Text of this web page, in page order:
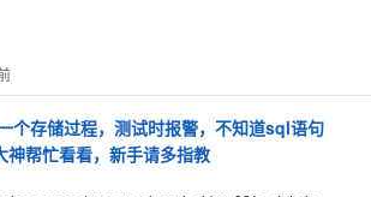
个存储过程，测试时报警，不知道sql语句
神帮忙看看，新手请多指教